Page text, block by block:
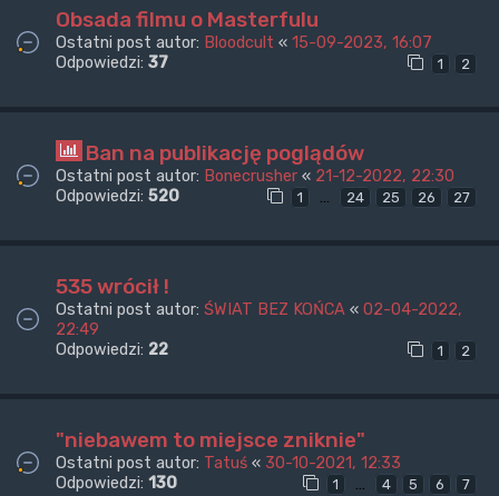
Obsada filmu o Masterfulu
Ostatni post autor: Bloodcult « 15-09-2023, 16:07
Odpowiedzi: 37 1 2
Ban na publikację poglądów
Ostatni post autor: Bonecrusher « 21-12-2022, 22:30
Odpowiedzi: 520 1 … 24 25 26 27
535 wrócił !
Ostatni post autor: ŚWIAT BEZ KOŃCA « 02-04-2022,
22:49
Odpowiedzi: 22 1 2
"niebawem to miejsce zniknie"
Ostatni post autor: Tatuś « 30-10-2021, 12:33
Odpowiedzi: 130 1 … 4 5 6 7